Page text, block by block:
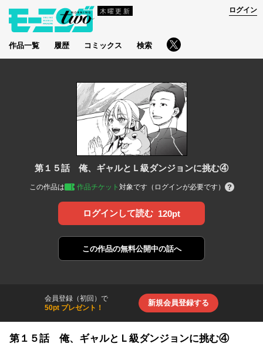
木曜更新
作品一覧 履歴 コミックス 検索
ログイン
第１５話 俺、ギャルとＬ級ダンジョンに挑む④
この作品は 作品チケット 対象です（ログインが必要です）
ログインして読む 120pt
この作品の無料公開中の話へ
会員登録（初回）で
50pt プレゼント！
新規会員登録する
第１５話 俺、ギャルとＬ級ダンジョンに挑む④